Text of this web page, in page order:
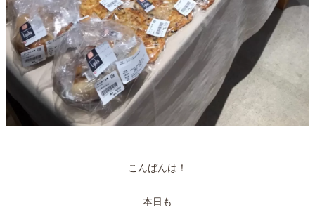
こんばんは！
本日も